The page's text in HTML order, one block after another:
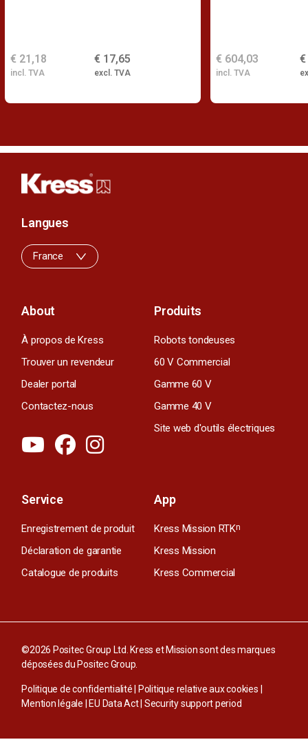
€ 17,65
excl. TVA
€ 21,18
incl. TVA
€
€ 604,03
incl. TVA
About
À propos de Kress
Trouver un revendeur
Dealer portal
Contactez-nous
Produits
Robots tondeuses
60 V Commercial
Gamme 60 V
Gamme 40 V
Site web d'outils électriques
Service
Enregistrement de produit
Déclaration de garantie
Catalogue de produits
App
Kress Mission RTKn
Kress Mission
Kress Commercial
Langues
France
©2026 Positec Group Ltd. Kress et Mission sont des marques
déposées du Positec Group.
Politique de confidentialité Politique relative aux cookies
Mention légale
EU Data Act| Security support period